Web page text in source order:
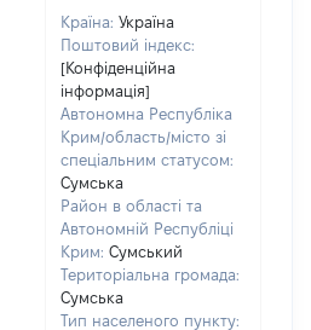
Країна: Україна
Поштовий індекс:
[Конфіденційна
інформація]
Автономна Республіка
Крим/область/місто зі
спеціальним статусом:
Сумська
Район в області та
Автономній Республіці
Крим: Сумський
Територіальна громада:
Сумська
Тип населеного пункту: